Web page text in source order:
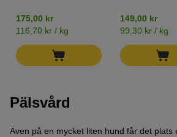
175,00 kr
116,70 kr / kg
149,00 kr
99,30 kr / kg
Pälsvård
Även på en mycket liten hund får det plats